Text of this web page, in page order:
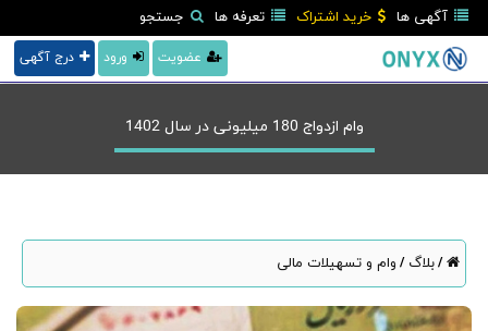
آگهی ها خرید اشتراک تعرفه ها جستجو
درج آگهی ورود عضویت
وام ازدواج 180 میلیونی در سال 1402
/بلاگ/ وام و تسهیلات مالی